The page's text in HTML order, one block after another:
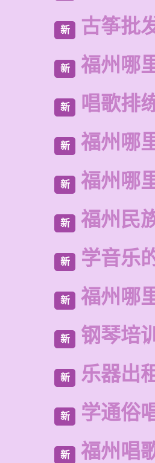
新 古筝批
新 福州哪
新 唱歌排
新 福州哪
新 福州哪
新 福州民
新 学音乐
新 福州哪
新 钢琴培
新 乐器出
新 学通俗
新 福州唱